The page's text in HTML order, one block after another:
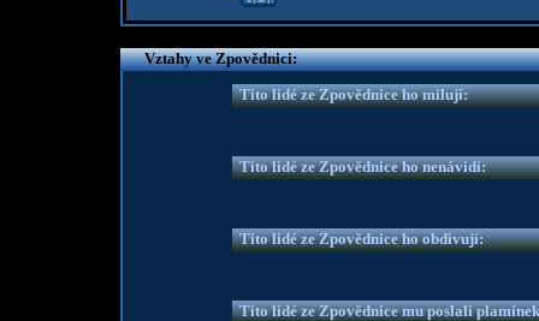
Vztahy ve Zpovědnici:
Tito lidé ze Zpovědnice ho milují:
Tito lidé ze Zpovědnice ho nenávidí:
Tito lidé ze Zpovědnice ho obdivují:
Tito lidé ze Zpovědnice mu poslali